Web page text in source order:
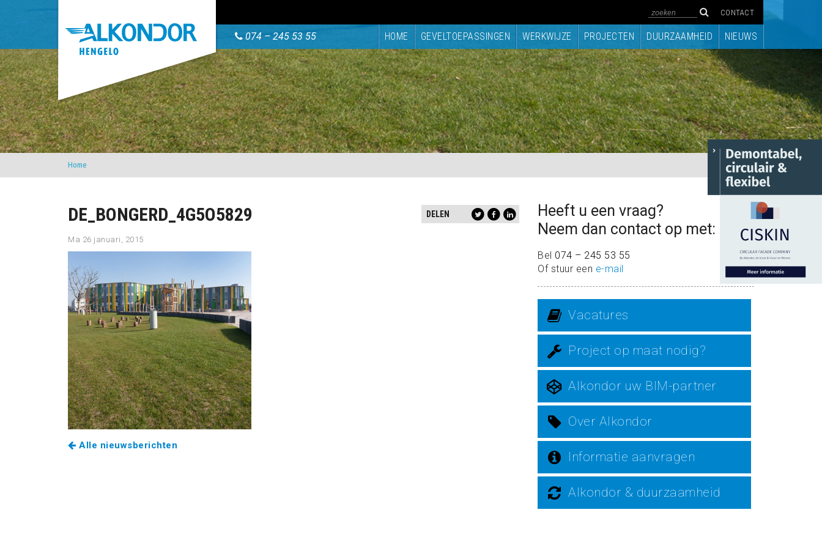
CONTACT
074 – 245 53 55 HOME GEVELTOEPASSINGEN WERKWIJZE PROJECTEN DUURZAAMHEID NIEUWS
Home
DELEN
DE_BONGERD_4G5O5829
Ma 26 januari, 2015
Alle nieuwsberichten
Heeft u een vraag?
Neem dan contact op met:
Bel 074 – 245 53 55
Of stuur een e-mail
Vacatures
Project op maat nodig?
Alkondor uw BIM-partner
Over Alkondor
Informatie aanvragen
Alkondor & duurzaamheid